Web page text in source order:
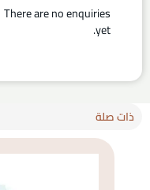
There are no enquiries
yet.
ذات صلة